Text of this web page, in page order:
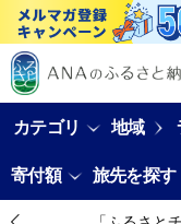
カテゴリ 地域
寄付額 旅先を探す